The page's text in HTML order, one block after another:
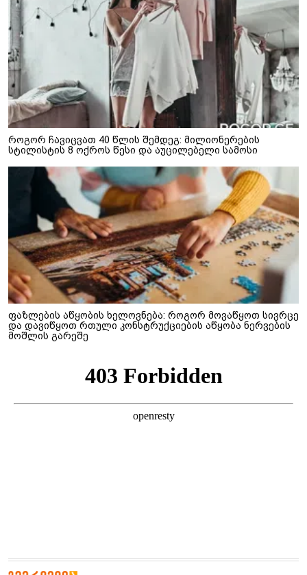
როგორ ჩავიცვათ 40 წლის შემდეგ: მილიონერების
სტილისტის 8 ოქროს წესი და აუცილებელი სამოსი
ფაზლების აწყობის ხელოვნება: როგორ მოვაწყოთ სივრცე
და დავიწყოთ რთული კონსტრუქციების აწყობა ნერვების
მოშლის გარეშე